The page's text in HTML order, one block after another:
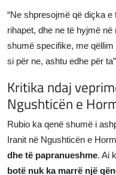
“Ne shpresojmë që diçka
rihapet, dhe ne të hyjmë
shumë specifike, me
si për ne, ashtu edhe për
Kritika ndaj
Ngushticën e
Rubio ka qenë shumë i
Iranit në Ngushticën e
dhe të papranueshme. Ai
botë nuk ka marrë një